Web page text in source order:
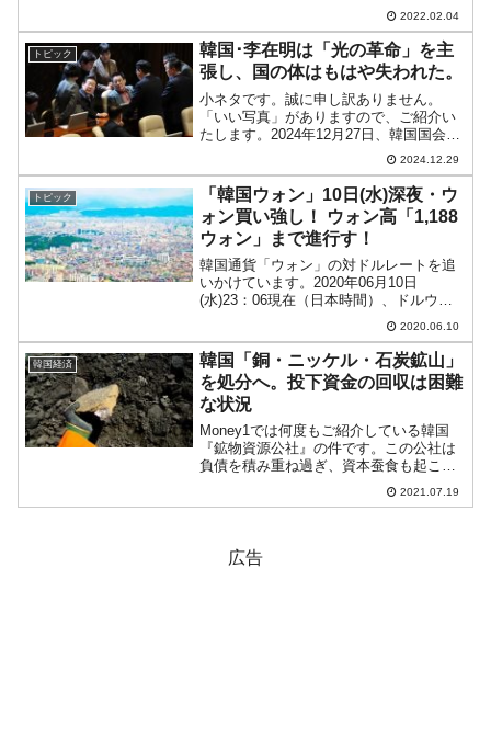
『Investing.com』より引用）。旧正月明
けは2日続けて上昇で締まりました。
KO...
2022.02.04
トピック
韓国･李在明は「光の革命」を主
張し、国の体はもはや失われた。
小ネタです。誠に申し訳ありません。
「いい写真」がありますので、ご紹介い
たします。2024年12月27日、韓国国会
で、韓悳洙（ハン・ドクス）国務総理
（首相に相当）に弾劾訴追案が可決され
ました。この際、大統領代行を務める韓
悳洙（ハン・ドクス）首...
2024.12.29
トピック
「韓国ウォン」10日(水)深夜・ウ
ォン買い強し！ ウォン高「1,188
ウォン」まで進行す！
韓国通貨「ウォン」の対ドルレートを追
いかけています。2020年06月10日
(水)23：06現在（日本時間）、ドルウォ
ンチャートは以下のようになっています
（チャートは『Investing.com』より引
用：以下同）。長い陰線となり、ウォン
高進...
2020.06.10
韓国経済
韓国「銅・ニッケル・石炭鉱山」
を処分へ。投下資金の回収は困難
な状況
Money1では何度もご紹介している韓国
『鉱物資源公社』の件です。この公社は
負債を積み重ね過ぎ、資本蚕食も起こし
ており、事実上破綻しています。負債総
額は2020年決算で6兆7,535億ウォン（約
2021.07.19
広告